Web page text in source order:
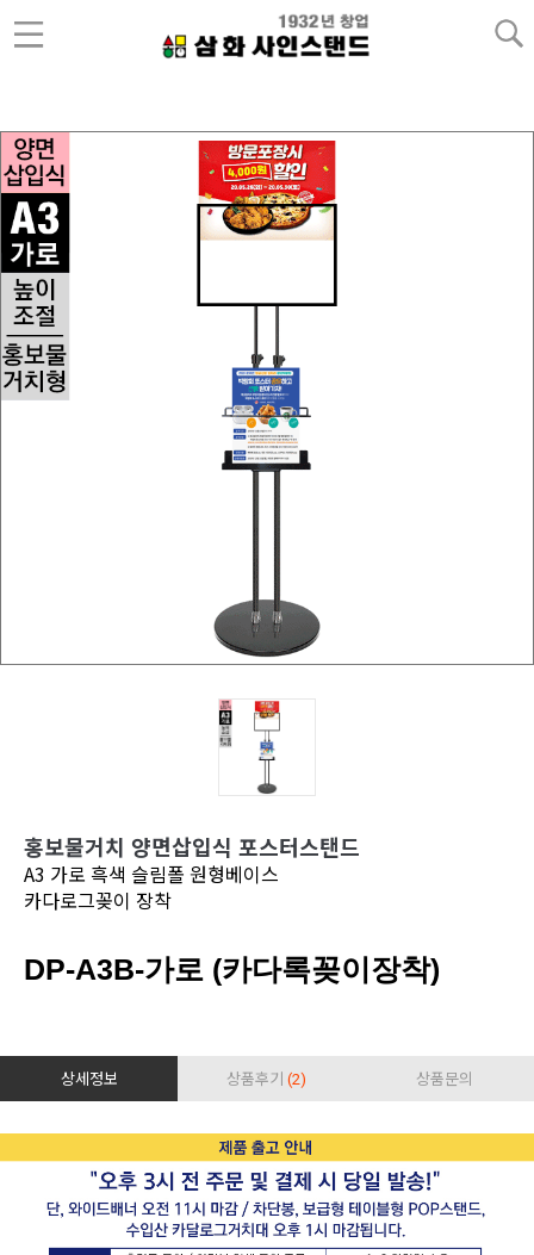
홍보물거치 양면삽입식 포스터스탠드
A3 가로 흑색 슬림폴 원형베이스
카다로그꽂이 장착
DP-A3B-가로 (카다록꽂이장착)
상세정보 상품후기 (2) 상품문의